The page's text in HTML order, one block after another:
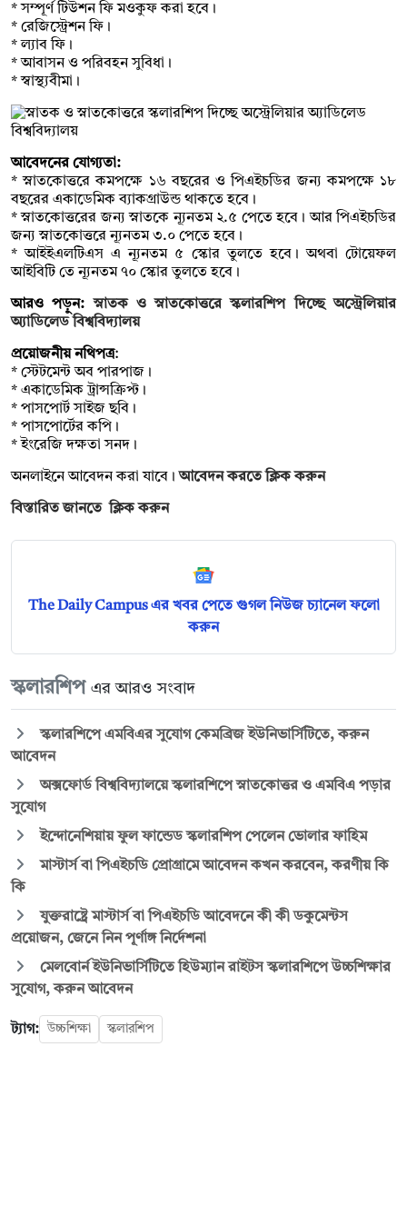
* সম্পূর্ণ টিউশন ফি মওকুফ করা হবে।
* রেজিস্ট্রেশন ফি।
* ল্যাব ফি।
* আবাসন ও পরিবহন সুবিধা।
* স্বাস্থ্যবীমা।
আবেদনের যোগ্যতা:
* স্নাতকোত্তরে কমপক্ষে ১৬ বছরের ও পিএইচডির জন্য কমপক্ষে ১৮
বছরের একাডেমিক ব্যাকগ্রাউন্ড থাকতে হবে।
* স্নাতকোত্তরের জন্য স্নাতকে ন্যূনতম ২.৫ পেতে হবে। আর পিএইচডির
জন্য স্নাতকোত্তরে ন্যূনতম ৩.০ পেতে হবে।
* আইইএলটিএস এ ন্যূনতম ৫ স্কোর তুলতে হবে। অথবা টোয়েফল
আইবিটি তে ন্যূনতম ৭০ স্কোর তুলতে হবে।
আরও পড়ুন:স্নাতক ও স্নাতকোত্তরে স্কলারশিপ দিচ্ছে অস্ট্রেলিয়ার
অ্যাডিলেড বিশ্ববিদ্যালয়
প্রয়োজনীয় নথিপত্র:
* স্টেটমেন্ট অব পারপাজ।
* একাডেমিক ট্রান্সক্রিপ্ট।
* পাসপোর্ট সাইজ ছবি।
* পাসপোর্টের কপি।
* ইংরেজি দক্ষতা সনদ।
অনলাইনে আবেদন করা যাবে।আবেদন করতে ক্লিক করুন
বিস্তারিত জানতে ক্লিক করুন
The Daily Campus এর খবর পেতে গুগল নিউজ চ্যানেল ফলো
করুন
স্কলারশিপ এর আরও সংবাদ
স্কলারশিপে এমবিএর সুযোগ কেমব্রিজ ইউনিভার্সিটিতে, করুন
আবেদন
অক্সফোর্ড বিশ্ববিদ্যালয়ে স্কলারশিপে স্নাতকোত্তর ও এমবিএ পড়ার
সুযোগ
ইন্দোনেশিয়ায় ফুল ফান্ডেড স্কলারশিপ পেলেন ভোলার ফাহিম
মাস্টার্স বা পিএইচডি প্রোগ্রামে আবেদন কখন করবেন, করণীয় কি
কি
যুক্তরাষ্ট্রে মাস্টার্স বা পিএইচডি আবেদনে কী কী ডকুমেন্টস
প্রয়োজন, জেনে নিন পূর্ণাঙ্গ নির্দেশনা
মেলবোর্ন ইউনিভার্সিটিতে হিউম্যান রাইটস স্কলারশিপে উচ্চশিক্ষার
সুযোগ, করুন আবেদন
ট্যাগ: উচ্চশিক্ষা স্কলারশিপ